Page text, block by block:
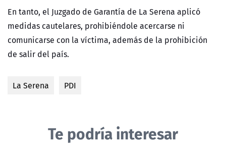
En tanto, el Juzgado de Garantía de La Serena aplicó
medidas cautelares, prohibiéndole acercarse ni
comunicarse con la víctima, además de la prohibición
de salir del país.
La Serena PDI
Te podría interesar